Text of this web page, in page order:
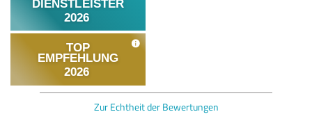
Zur Echtheit der Bewertungen